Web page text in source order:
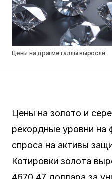
Цены на драгметаллы выросли
Цены на золото и
рекордные уровни на
спроса на активы
Котировки золота
4670,47 доллара за